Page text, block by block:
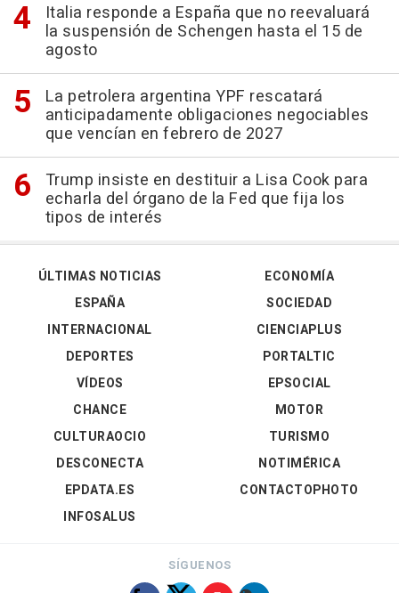
Italia responde a España que no reevaluará
la suspensión de Schengen hasta el 15 de
agosto
La petrolera argentina YPF rescatará
anticipadamente obligaciones negociables
que vencían en febrero de 2027
Trump insiste en destituir a Lisa Cook para
echarla del órgano de la Fed que fija los
tipos de interés
ÚLTIMAS NOTICIAS
ESPAÑA
INTERNACIONAL
DEPORTES
VÍDEOS
ECONOMÍA
SOCIEDAD
CIENCIAPLUS
PORTALTIC
EPSOCIAL
CHANCE
CULTURAOCIO
DESCONECTA
EPDATA.ES
INFOSALUS
MOTOR
TURISMO
NOTIMÉRICA
CONTACTOPHOTO
SÍGUENOS